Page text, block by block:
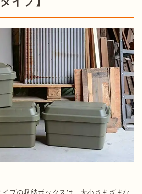
プの収納ボックスは、大小さまざまな